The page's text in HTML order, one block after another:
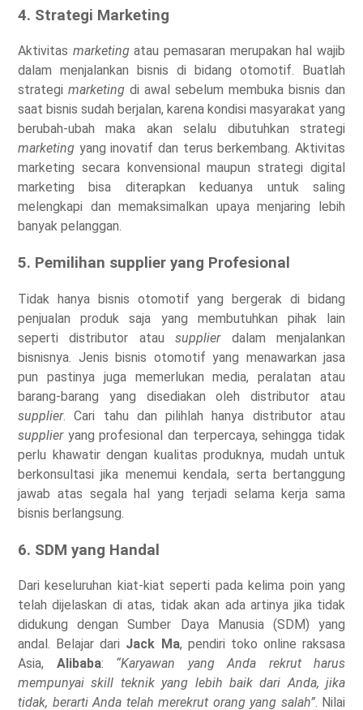
4. Strategi Marketing
Aktivitas marketingatau pemasaran merupakan hal wajib
dalam menjalankan bisnis di bidang otomotif. Buatlah
strategi marketing di awal sebelum membuka bisnis dan
saat bisnis sudah berjalan, karena kondisi masyarakat yang
berubah-ubah maka akan selalu dibutuhkan strategi
marketing yang inovatif dan terus berkembang. Aktivitas
marketing secara konvensional maupun strategi digital
marketing bisa diterapkan keduanya untuk saling
melengkapi dan memaksimalkan upaya menjaring lebih
banyak pelanggan.
5. Pemilihan supplier yang Profesional
Tidak hanya bisnis otomotif yang bergerak di bidang
penjualan produk saja yang membutuhkan pihak lain
seperti distributor atausupplierdalam menjalankan
bisnisnya. Jenis bisnis otomotif yang menawarkan jasa
pun pastinya juga memerlukan media, peralatan atau
barang-barang yang disediakan oleh distributor atau
supplier. Cari tahu dan pilihlah hanya distributor atau
supplier yang profesional dan terpercaya, sehingga tidak
perlu khawatir dengan kualitas produknya, mudah untuk
berkonsultasi jika menemui kendala, serta bertanggung
jawab atas segala hal yang terjadi selama kerja sama
bisnis berlangsung.
6. SDM yang Handal
Dari keseluruhan kiat-kiat seperti pada kelima poin yang
telah dijelaskan di atas, tidak akan ada artinya jika tidak
didukung dengan Sumber Daya Manusia (SDM) yang
andal. Belajar dari Jack Ma, pendiri toko online raksasa
Asia, Alibaba: “Karyawan yang Anda rekrut harus
mempunyai skill teknik yang lebih baik dari Anda, jika
tidak, berarti Anda telah merekrut orang yang salah”. Nilai